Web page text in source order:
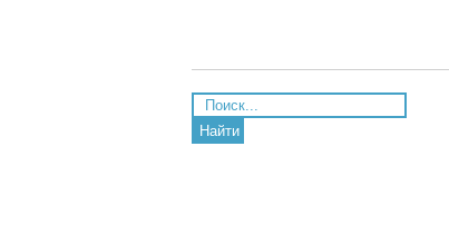
Найти